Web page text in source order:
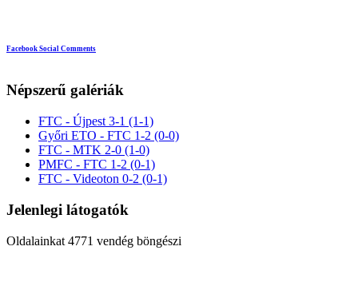
Facebook Social Comments
Népszerű galériák
FTC - Újpest 3-1 (1-1)
Győri ETO - FTC 1-2 (0-0)
FTC - MTK 2-0 (1-0)
PMFC - FTC 1-2 (0-1)
FTC - Videoton 0-2 (0-1)
Jelenlegi látogatók
Oldalainkat 4771 vendég böngészi